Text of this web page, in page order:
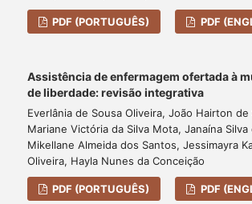
PDF (PORTUGUÊS) PDF
Assistência de enfermagem ofertada à
de liberdade: revisão integrativa
Everlânia de Sousa Oliveira, João Hairton de
Mariane Victória da Silva Mota, Janaína Silva
Mikellane Almeida dos Santos, Jessimayra
Oliveira, Hayla Nunes da Conceição
PDF (PORTUGUÊS) PDF